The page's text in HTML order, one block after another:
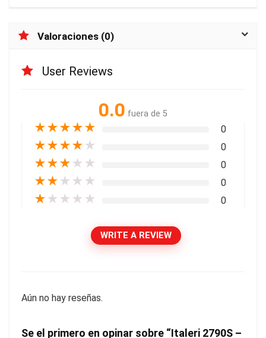
Valoraciones (0)
User Reviews
0.0 fuera de 5
★★★★★ 0
★★★★ ★ 0
★★★ ★ ★ 0
★★ ★ ★ ★ 0
★ ★ ★ ★ ★ 0
WRITE A REVIEW
Aún no hay reseñas.
Se el primero en opinar sobre “Italeri 2790S –